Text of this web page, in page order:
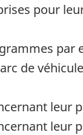
pour
par
de
leur